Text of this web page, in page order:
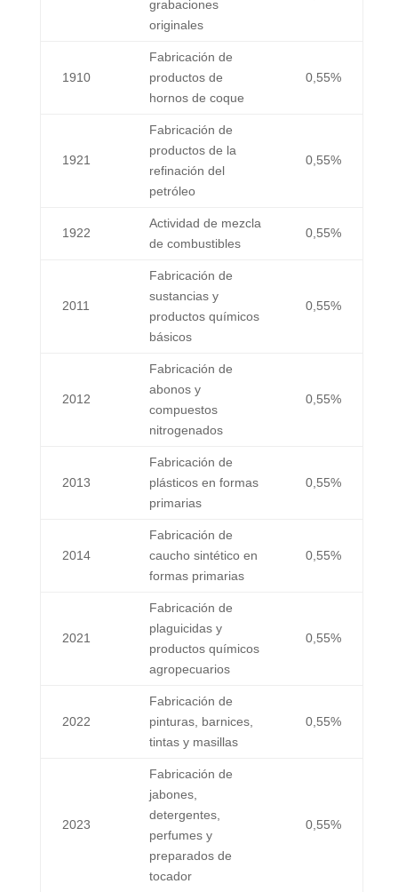
grabaciones
originales
1910
Fabricación de
productos de
hornos de coque
0,55%
1921
Fabricación de
productos de la
refinación del
petróleo
0,55%
1922
Actividad de mezcla
de combustibles
0,55%
2011
Fabricación de
sustancias y
productos químicos
básicos
0,55%
2012
Fabricación de
abonos y
compuestos
nitrogenados
0,55%
2013
Fabricación de
plásticos en formas
primarias
0,55%
2014
Fabricación de
caucho sintético en
formas primarias
0,55%
2021
Fabricación de
plaguicidas y
productos químicos
agropecuarios
0,55%
2022
Fabricación de
pinturas, barnices,
tintas y masillas
0,55%
2023
Fabricación de
jabones,
detergentes,
perfumes y
preparados de
tocador
0,55%